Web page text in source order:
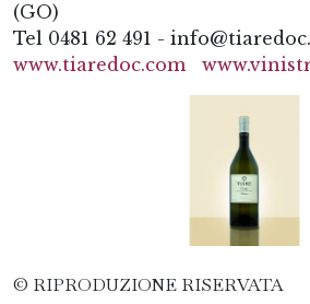
(GO)
Tel 0481 62 491 -
www.tiaredoc.com
© RIPRODUZIONE RISERVATA